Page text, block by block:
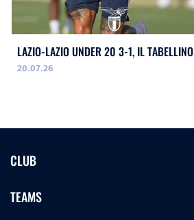
LAZIO-LAZIO UNDER 20 3-1, IL TABELLINO
20.07.26
CLUB
TEAMS